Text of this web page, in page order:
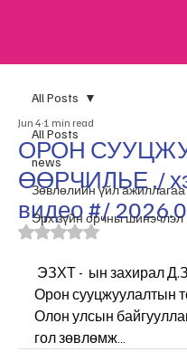
All Posts
news
​Зөвлөлийн үйл ажиллагаа
Эрх зүйн орчны шинэчлэл
All Posts
ОРОН
ӨӨРЧИЛЬЕ ./
видео #/
Jun 4 1 min read
Rated NaN out of 5
ЭЗХТ -  ын захирал
Орон сууцжуулалтын
Олон улсын
гол зөвлөмж…